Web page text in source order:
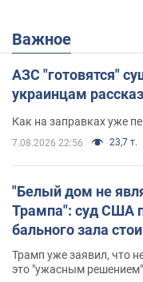
Важное
АЗС "готовятся"
украинцам
Как на заправках уже
7.08.2026 22:56 23,7 т.
"Белый дом не
Трампа": суд США
бального зала
Трамп уже заявил, что
это "ужасным решением"